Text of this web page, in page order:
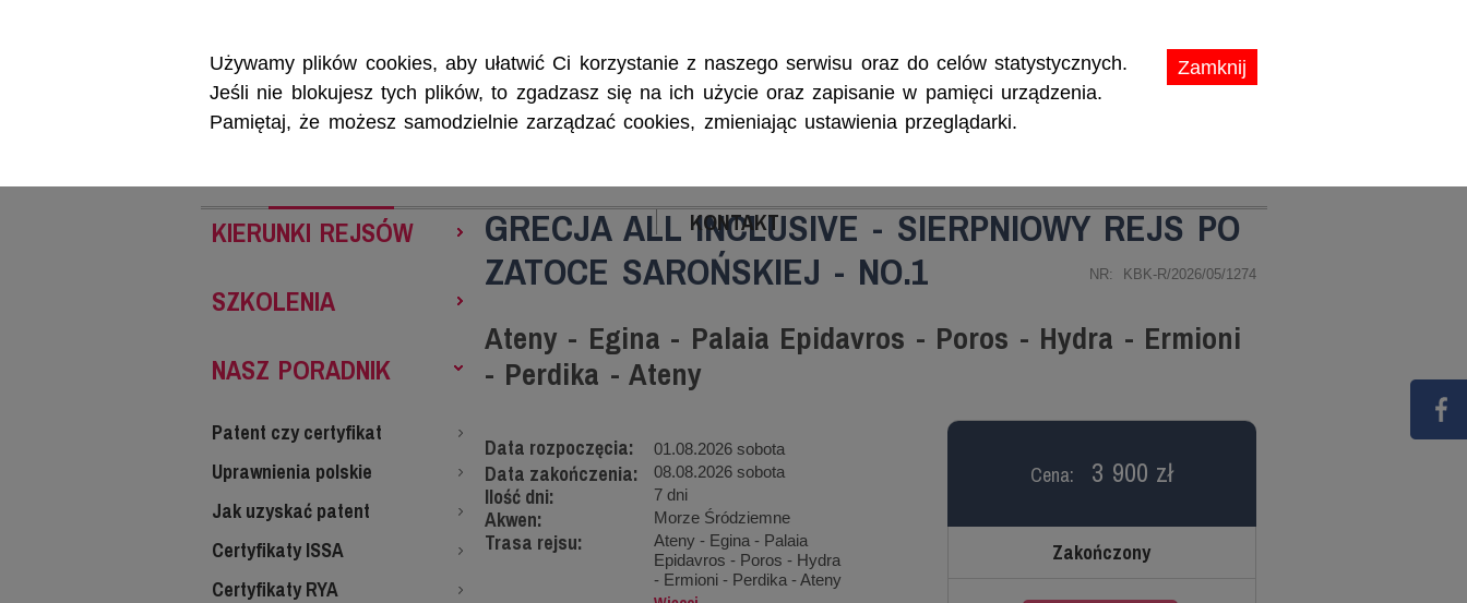
Zamknij
Używamy plików cookies, aby ułatwić Ci korzystanie z naszego serwisu oraz do celów statystycznych.
Jeśli nie blokujesz tych plików, to zgadzasz się na ich użycie oraz zapisanie w pamięci urządzenia.
Pamiętaj, że możesz samodzielnie zarządzać cookies, zmieniając ustawienia przeglądarki.
KONTAKT
Rejsy morskie i śródlądowe, szkolenia żeglarskie, patenty i certyfikaty.
GRECJA ALL INCLUSIVE - SIERPNIOWY REJS PO
ZATOCE SAROŃSKIEJ - NO.1
NR: KBK-R/2026/05/1274
Ateny - Egina - Palaia Epidavros - Poros - Hydra - Ermioni
- Perdika - Ateny
Data rozpoczęcia: 01.08.2026 sobota
Data zakończenia: 08.08.2026 sobota
Ilość dni: 7 dni
Akwen: Morze Śródziemne
Trasa rejsu:
Ateny - Egina - Palaia
Epidavros - Poros - Hydra
- Ermioni - Perdika - Ateny
Cena: 3 900 zł
Zakończony
KIERUNKI REJSÓW
SZKOLENIA
NASZ PORADNIK
Patent czy certyfikat
Uprawnienia polskie
Jak uzyskać patent
Certyfikaty ISSA
Certyfikaty RYA